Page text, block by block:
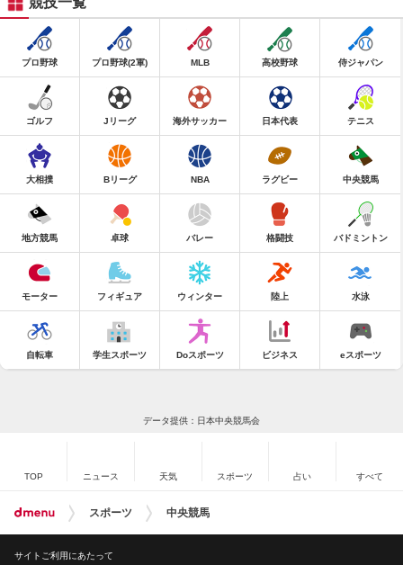
プロ野球 プロ野球(2軍) MLB 高校野球 侍ジャパン
ゴルフ Jリーグ 海外サッカー 日本代表 テニス
大相撲 Bリーグ NBA ラグビー 中央競馬
地方競馬 卓球 バレー 格闘技 バドミントン
モーター フィギュア ウィンター 陸上 水泳
自転車 学生スポーツ Doスポーツ ビジネス eスポーツ
データ提供：日本中央競馬会
TOP ニュース 天気 スポーツ 占い すべて
スポーツ 中央競馬
サイトご利用にあたって